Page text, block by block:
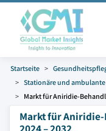
Startseite
Stationäre und
Markt für Aniridie-
Markt für